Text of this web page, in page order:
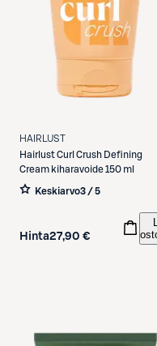
HAIRLUST
HairlustCurl Crush Defining
Cream kiharavoide 150 ml
Keskiarvo3 / 5
Hinta27,90 €